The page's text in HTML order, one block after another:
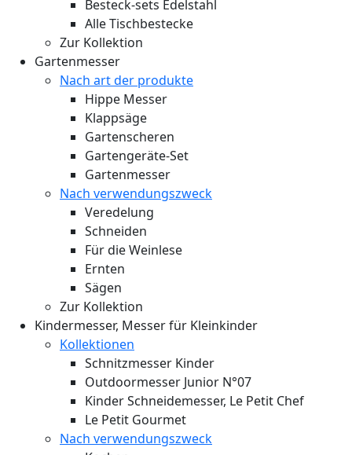
Besteck-sets Edelstahl
Alle Tischbestecke
Zur Kollektion
Gartenmesser
Nach art der produkte
Hippe Messer
Klappsäge
Gartenscheren
Gartengeräte-Set
Gartenmesser
Nach verwendungszweck
Veredelung
Schneiden
Für die Weinlese
Ernten
Sägen
Zur Kollektion
Kindermesser, Messer für Kleinkinder
Kollektionen
Schnitzmesser Kinder
Outdoormesser Junior N°07
Kinder Schneidemesser, Le Petit Chef
Le Petit Gourmet
Nach verwendungszweck